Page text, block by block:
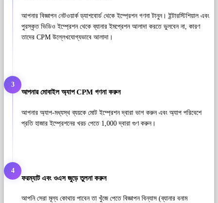
আপনার বিজ্ঞাপন নেটওয়ার্ক ড্যাশবোর্ড থেকে ইম্প্রেশন গণনা টানুন। ইন্টারস্টিশিয়াল এবং
পুরস্কৃত ভিডিও ইম্প্রেশন থেকে ব্যানার ইমপ্রেশন আলাদা করতে ভুলবেন না, কারণ
তাদের CPM উল্লেখযোগ্যভাবে আলাদা।
3
আপনার মোবাইল অ্যাপ CPM গণনা করুন
আপনার অ্যাপ-মধ্যস্থ ব্যয়কে মোট ইম্প্রেশন দ্বারা ভাগ করুন এবং অ্যাপ পরিবেশে
প্রতি হাজার ইম্প্রেশনের খরচ পেতে 1,000 দ্বারা গুণ করুন।
4
ফরম্যাট এবং ওএস জুড়ে তুলনা করুন
আপনি সেরা মূল্য কোথায় পাবেন তা খুঁজে পেতে বিজ্ঞাপন বিন্যাস (ব্যানার বনাম